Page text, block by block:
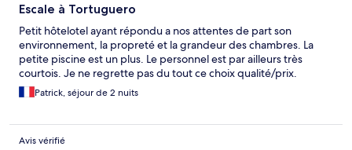
Escale à Tortuguero
Petit hôtelotel ayant répondu a nos attentes de part son
environnement, la propreté et la grandeur des chambres. La
petite piscine est un plus. Le personnel est par ailleurs très
courtois. Je ne regrette pas du tout ce choix qualité/prix.
Patrick, séjour de 2 nuits
Avis vérifié